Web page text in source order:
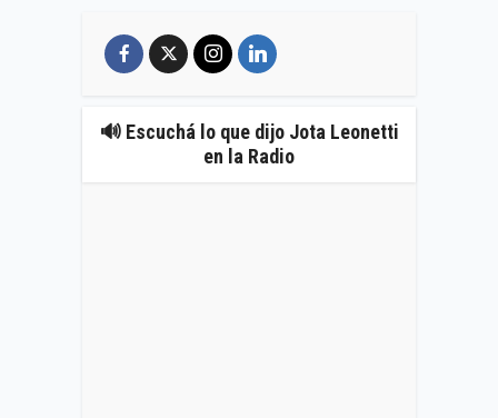
🔊 Escuchá lo que dijo Jota Leonetti
en la Radio